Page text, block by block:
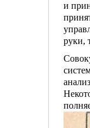
и
руки,